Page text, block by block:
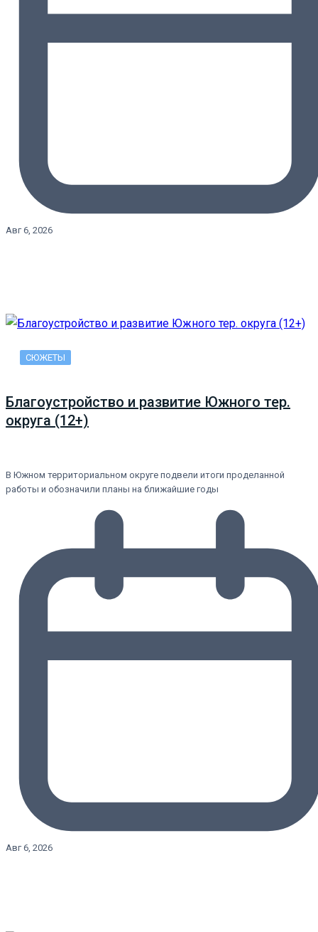
Авг 6, 2026
СЮЖЕТЫ
Благоустройство и развитие Южного тер.
округа (12+)
В Южном территориальном округе подвели итоги проделанной
работы и обозначили планы на ближайшие годы
Авг 6, 2026